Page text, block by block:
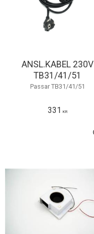
ANSL.KABEL 230V
TB31/41/51
Passar TB31/41/51
331 KR